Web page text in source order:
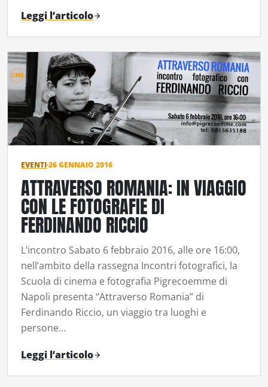
Leggi l’articolo
EVENTI·26 GENNAIO 2016
ATTRAVERSO ROMANIA: IN VIAGGIO
CON LE FOTOGRAFIE DI
FERDINANDO RICCIO
L’incontro Sabato 6 febbraio 2016, alle ore 16:00,
nell’ambito della rassegna Incontri fotografici, la
Scuola di cinema e fotografia Pigrecoemme di
Napoli presenta “Attraverso Romania” di
Ferdinando Riccio, un viaggio tra luoghi e
persone…
Leggi l’articolo